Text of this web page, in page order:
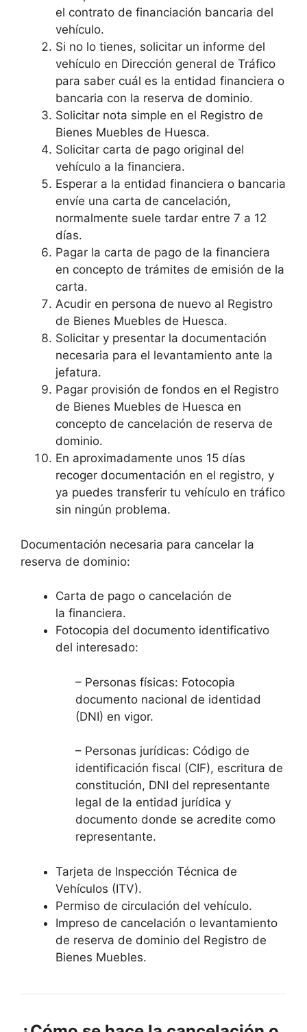
el contrato de financiación bancaria del
vehículo.
Si no lo tienes, solicitar un informe del
vehículo en Dirección general de Tráfico
para saber cuál es la entidad financiera o
bancaria con la reserva de dominio.
Solicitar nota simple en el Registro de
Bienes Muebles de Huesca.
Solicitar carta de pago original del
vehículo a la financiera.
Esperar a la entidad financiera o bancaria
envíe una carta de cancelación,
normalmente suele tardar entre 7 a 12
días.
Pagar la carta de pago de la financiera
en concepto de trámites de emisión de la
carta.
Acudir en persona de nuevo al Registro
de Bienes Muebles de Huesca.
Solicitar y presentar la documentación
necesaria para el levantamiento ante la
jefatura.
Pagar provisión de fondos en el Registro
de Bienes Muebles de Huesca en
concepto de cancelación de reserva de
dominio.
En aproximadamente unos 15 días
recoger documentación en el registro, y
ya puedes transferir tu vehículo en tráfico
sin ningún problema.
Documentación necesaria para cancelar la
reserva de dominio:
Carta de pago o cancelación de
la financiera.
Fotocopia del documento identificativo
del interesado:
– Personas físicas: Fotocopia
documento nacional de identidad
(DNI) en vigor.
– Personas jurídicas: Código de
identificación fiscal (CIF), escritura de
constitución, DNI del representante
legal de la entidad jurídica y
documento donde se acredite como
representante.
Tarjeta de Inspección Técnica de
Vehículos (ITV).
Permiso de circulación del vehículo.
Impreso de cancelación o levantamiento
de reserva de dominio del Registro de
Bienes Muebles.